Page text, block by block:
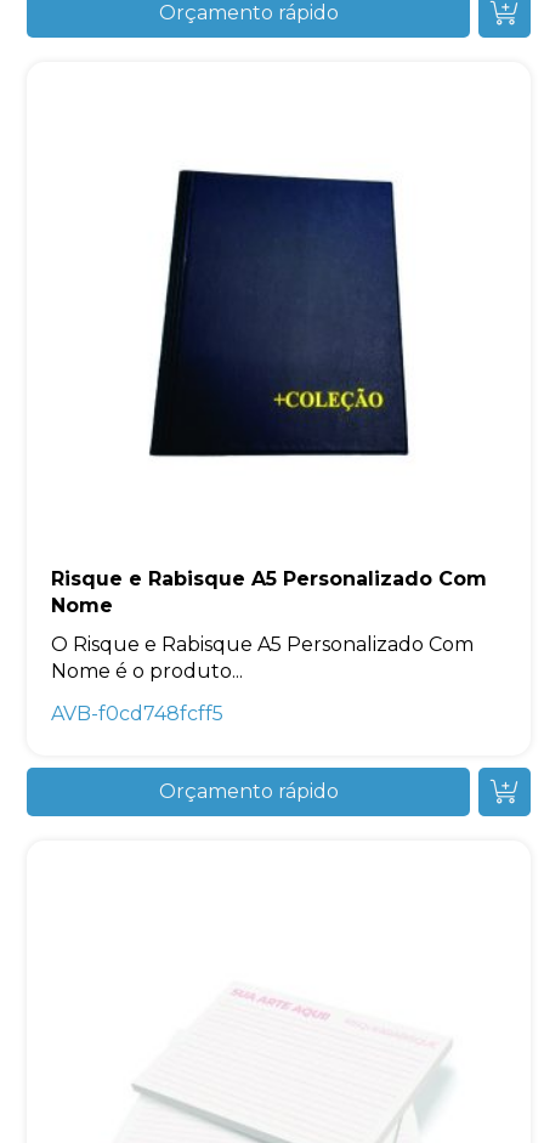
Orçamento rápido
Risque e Rabisque A5 Personalizado Com
Nome
O Risque e Rabisque A5 Personalizado Com
Nome é o produto...
AVB-f0cd748fcff5
Orçamento rápido